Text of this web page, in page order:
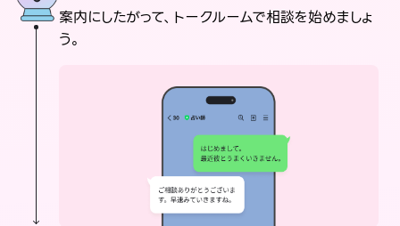
案内にしたがって、トークルームで相談を始めましょ
う。